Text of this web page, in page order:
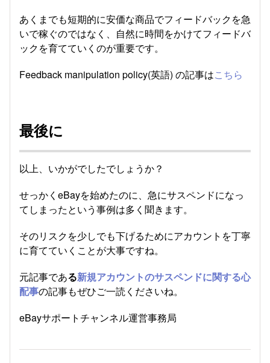
あくまでも短期的に安価な商品でフィードバックを急
いで稼ぐのではなく、自然に時間をかけてフィードバ
ックを育てていくのが重要です。
Feedback manipulation policy(英語) の記事はこちら
最後に
以上、いかがでしたでしょうか？
せっかくeBayを始めたのに、急にサスペンドになっ
てしまったという事例は多く聞きます。
そのリスクを少しでも下げるためにアカウントを丁寧
に育てていくことが大事ですね。
元記事である新規アカウントのサスペンドに関する心
配事の記事もぜひご一読くださいね。
eBayサポートチャンネル運営事務局